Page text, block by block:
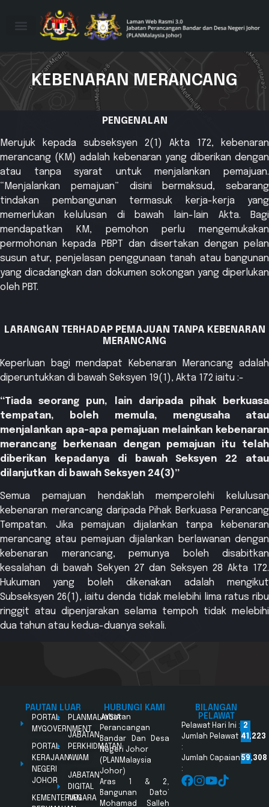
KEBENARAN MERANCANG
PENGENALAN
Merujuk kepada subseksyen 2(1) Akta 172, kebenaran
merancang (KM) adalah kebenaran yang diberikan dengan
atau tanpa syarat untuk menjalankan pemajuan.
“Menjalankan pemajuan” disini bermaksud, sebarang
tindakan pembangunan termasuk kerja-kerja yang
memerlukan kelulusan di bawah lain-lain Akta. Bagi
mendapatkan KM, pemohon perlu mengemukakan
permohonan kepada PBPT dan disertakan dengan pelan
susun atur, penjelasan penggunaan tanah atau bangunan
yang dicadangkan dan dokumen sokongan yang diperlukan
oleh PBT.
LARANGAN TERHADAP PEMAJUAN TANPA KEBENARAN
MERANCANG
Keperluan bagi mendapat Kebenaran Merancang adalah
diperuntukkan di bawah Seksyen 19(1), Akta 172 iaitu :-
“Tiada seorang pun, lain daripada pihak berkuasa
tempatan, boleh memula, mengusaha atau
menjalankan apa-apa pemajuan melainkan kebenaran
merancang berkenaan dengan pemajuan itu telah
diberikan kepadanya di bawah Seksyen 22 atau
dilanjutkan di bawah Seksyen 24(3)”
Semua pemajuan hendaklah memperolehi kelulusan
kebenaran merancang daripada Pihak Berkuasa Perancang
Tempatan. Jika pemajuan dijalankan tanpa kebenaran
merancang atau pemajuan dijalankan berlawanan dengan
kebenaran merancang, pemunya boleh disabitkan
kesalahan di bawah Sekyen 27 dan Seksyen 28 Akta 172.
Hukuman yang boleh dikenakan adalah mengikut
Subseksyen 26(1), iaitu denda tidak melebihi lima ratus ribu
ringgit atau dipenjarakan selama tempoh tidak melebihi
dua tahun atau kedua-duanya sekali.
PAUTAN LUAR
PORTAL
MYGOVERNMENT
PORTAL
KERAJAAN
NEGERI
JOHOR
KEMENTERIAN
PLANMALAYSIA
JABATAN
PERKHIDMATAN
AWAM
JABATAN
DIGITAL
NEGARA
HUBUNGI KAMI
Jabatan
Perancangan
Bandar Dan Desa
Negeri Johor
(PLANMalaysia
Johor)
Aras 1 & 2,
Bangunan Dato’
Mohamad Salleh
BILANGAN
PELAWAT
Pelawat Hari Ini : 2
Jumlah Pelawat
:
41,223
Jumlah Capaian
:
59,308